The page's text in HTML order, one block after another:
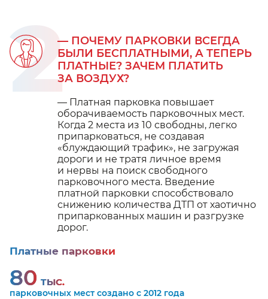
Платные парковки
80 ТЫС.
парковочных мест создано с 2012 года
— ПОЧЕМУ ПАРКОВКИ ВСЕГДА
БЫЛИ БЕСПЛАТНЫМИ, А ТЕПЕРЬ
ПЛАТНЫЕ? ЗАЧЕМ ПЛАТИТЬ
ЗА ВОЗДУХ?
2— Платная парковка повышает
оборачиваемость парковочных мест.
Когда 2 места из 10 свободны, легко
припарковаться, не создавая
«блуждающий трафик», не загружая
дороги и не тратя личное время
и нервы на поиск свободного
парковочного места. Введение
платной парковки способствовало
снижению количества ДТП от хаотично
припаркованных машин и разгрузке
дорог.